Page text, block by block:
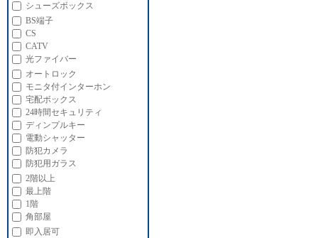
シューズボックス
BS端子
CS
CATV
光ファイバー
オートロック
モニタ付インターホン
宅配ボックス
24時間セキュリティ
ディンプルキー
電動シャッター
防犯カメラ
防犯用ガラス
2階以上
最上階
1階
角部屋
即入居可